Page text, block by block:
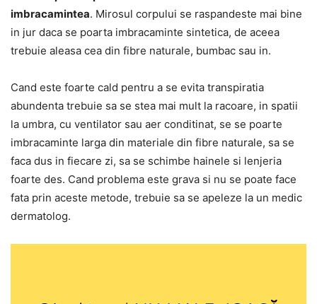
imbracamintea. Mirosul corpului se raspandeste mai bine
in jur daca se poarta imbracaminte sintetica, de aceea
trebuie aleasa cea din fibre naturale, bumbac sau in.
Cand este foarte cald pentru a se evita transpiratia
abundenta trebuie sa se stea mai mult la racoare, in spatii
la umbra, cu ventilator sau aer conditinat, se se poarte
imbracaminte larga din materiale din fibre naturale, sa se
faca dus in fiecare zi, sa se schimbe hainele si lenjeria
foarte des. Cand problema este grava si nu se poate face
fata prin aceste metode, trebuie sa se apeleze la un medic
dermatolog.